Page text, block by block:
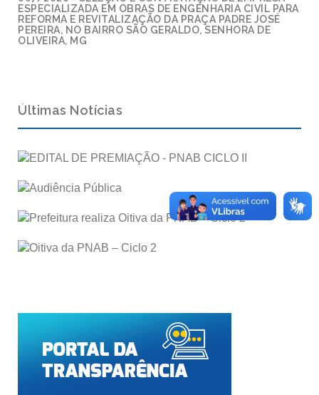
ESPECIALIZADA EM OBRAS DE ENGENHARIA CIVIL PARA
REFORMA E REVITALIZAÇÃO DA PRAÇA PADRE JOSÉ
PEREIRA, NO BAIRRO SÃO GERALDO, SENHORA DE
OLIVEIRA, MG
Últimas Notícias